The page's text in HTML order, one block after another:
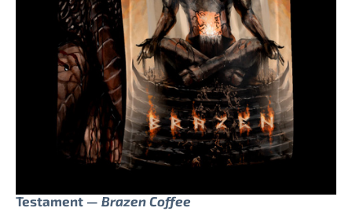
Testament — Brazen Coffee